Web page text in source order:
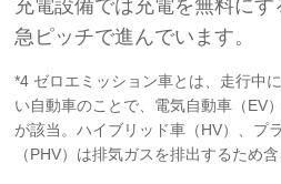
充電設備では充電を無料に
急ピッチで進んでいます。
*4 ゼロエミッション車とは、走行中
い自動車のことで、電気自動車（EV
が該当。ハイブリッド車（HV）、プ
（PHV）は排気ガスを排出するため含